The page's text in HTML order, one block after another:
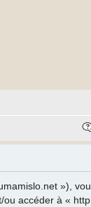
»),
accéder à «